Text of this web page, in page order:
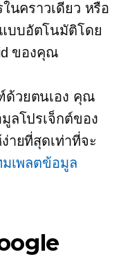
นคราวเดียว หรือ
บบอัตโนมัติโดย
ของคุณ
วยตนเอง คุณ
ลโปรเจ็กต์ของ
ายที่สุดเท่าที่จะ
มเพลตข้อมูล